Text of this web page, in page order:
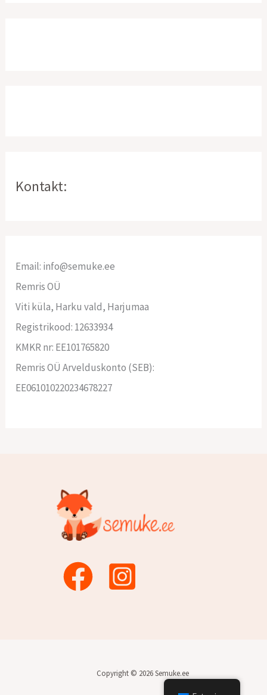
Kontakt:
Email: info@semuke.ee
Remris OÜ
Viti küla, Harku vald, Harjumaa
Registrikood: 12633934
KMKR nr: EE101765820
Remris OÜ Arvelduskonto (SEB):
EE061010220234678227
Copyright © 2026 Semuke.ee